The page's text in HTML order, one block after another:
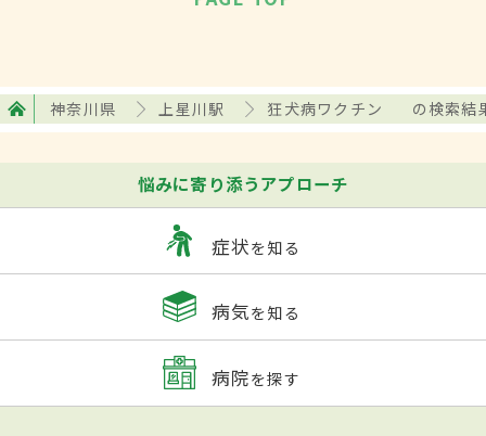
神奈川県 上星川駅 狂犬病ワクチン の検索結
悩みに寄り添うアプローチ
症状を知る
病気を知る
病院を探す